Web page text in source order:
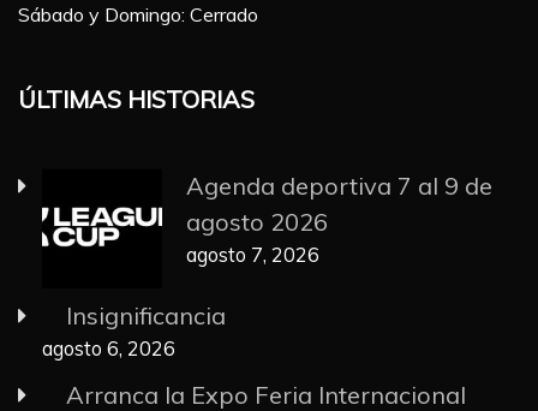
Sábado y Domingo: Cerrado
ÚLTIMAS HISTORIAS
Agenda deportiva 7 al 9 de
agosto 2026
agosto 7, 2026
Insignificancia
agosto 6, 2026
Arranca la Expo Feria Internacional